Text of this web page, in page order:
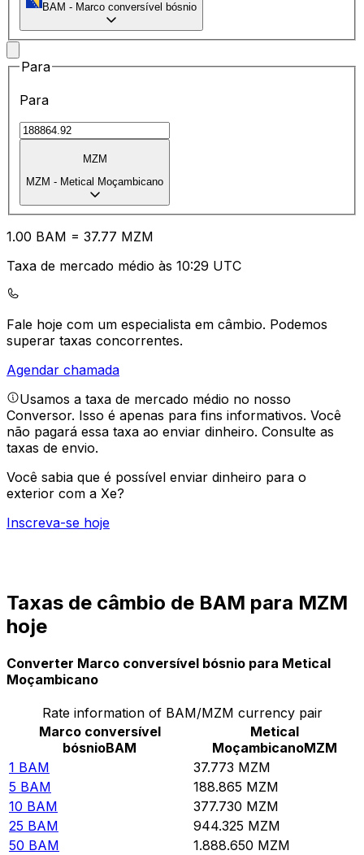
BAM - Marco conversível bósnio
Para
Para
MZM
MZM - Metical Moçambicano
1.00 BAM = 37.77 MZM
Taxa de mercado médio às 10:29 UTC
Fale hoje com um especialista em câmbio. Podemos
superar taxas concorrentes.
Agendar chamada
Usamos a taxa de mercado médio no nosso
Conversor. Isso é apenas para fins informativos. Você
não pagará essa taxa ao enviar dinheiro. Consulte as
taxas de envio.
Você sabia que é possível enviar dinheiro para o
exterior com a Xe?
Inscreva-se hoje
Taxas de câmbio de BAM para MZM
hoje
Converter Marco conversível bósnio para Metical
Moçambicano
Rate information of BAM/MZM currency pair
Marco conversível
bósnioBAM
Metical
MoçambicanoMZM
1 BAM 37.773 MZM
5 BAM 188.865 MZM
10 BAM 377.730 MZM
25 BAM 944.325 MZM
50 BAM 1.888.650 MZM